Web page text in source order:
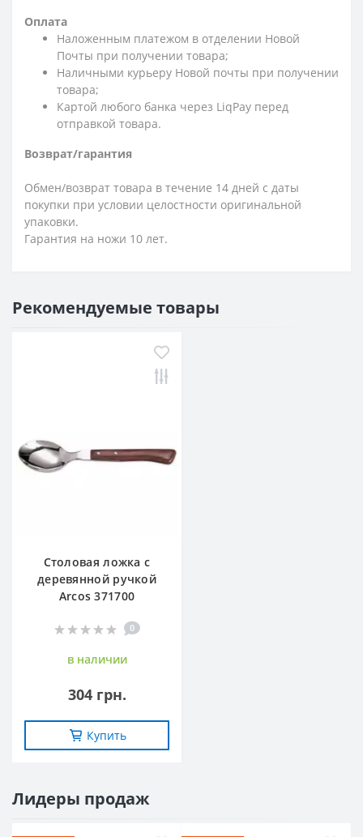
Оплата
Наложенным платежом в отделении Новой
Почты при получении товара;
Наличными курьеру Новой почты при получении
товара;
Картой любого банка через LiqPay перед
отправкой товара.
Возврат/гарантия
Обмен/возврат товара в течение 14 дней с даты
покупки при условии целостности оригинальной
упаковки.
Гарантия на ножи 10 лет.
Рекомендуемые товары
Столовая ложка с
деревянной ручкой
Arcos 371700
0
в наличии
304 грн.
Купить
Лидеры продаж